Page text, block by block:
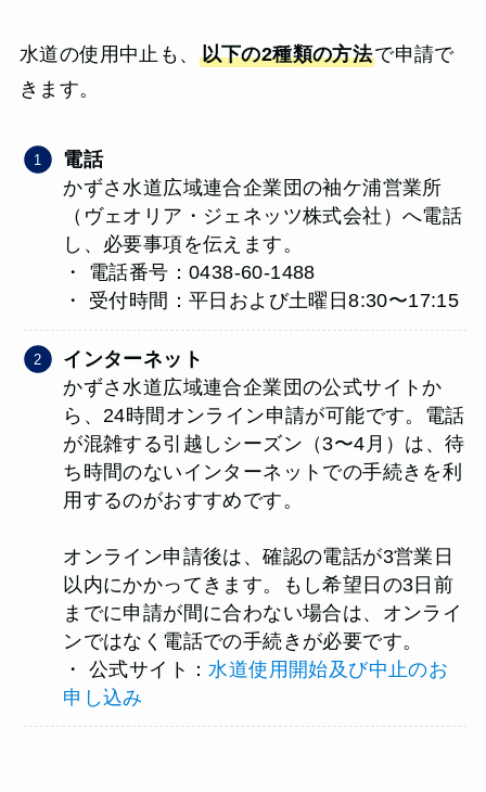
水道の使用中止も、 以下の2種類の方法で申請で
きます。
電話
かずさ水道広域連合企業団の袖ケ浦営業所
（ヴェオリア・ジェネッツ株式会社）へ電話
し、必要事項を伝えます。
・ 電話番号：0438-60-1488
・ 受付時間：平日および土曜日8:30〜17:15
インターネット
かずさ水道広域連合企業団の公式サイトか
ら、24時間オンライン申請が可能です。電話
が混雑する引越しシーズン（3〜4月）は、待
ち時間のないインターネットでの手続きを利
用するのがおすすめです。
オンライン申請後は、確認の電話が3営業日
以内にかかってきます。もし希望日の3日前
までに申請が間に合わない場合は、オンライ
ンではなく電話での手続きが必要です。
・ 公式サイト： 水道使用開始及び中止のお
申し込み